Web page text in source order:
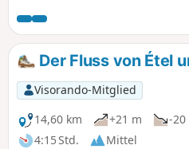
geeignet.
Der Fluss von Étel
Visorando-Mitglied
14,60 km
+21 m
-20
4:15 Std.
Mittel